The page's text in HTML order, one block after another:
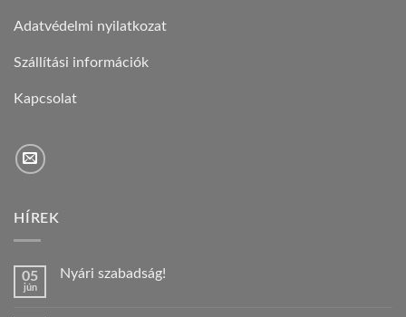
Adatvédelmi nyilatkozat
Szállítási információk
Kapcsolat
HÍREK
05
jún
Nyári szabadság!